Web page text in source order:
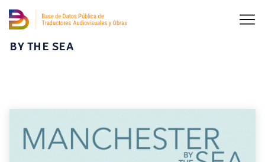
BY THE SEA